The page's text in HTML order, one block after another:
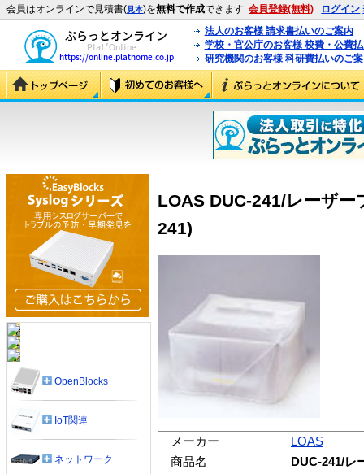
会員はオンラインで見積書(見本)を無料で作成できます 会員登録(無料) ログイン
法人のお客様 請求書払いのご案内
学校・官公庁のお客様 校費・公費
研究機関のお客様 科研費払いのご
LOAS DUC-241/レーザ
241)
メーカー
LOAS
商品名
DUC-241/レ
OpenBlocks
IoT関連
ネットワーク